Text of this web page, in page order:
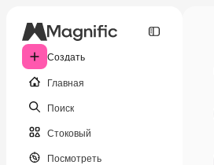
Создать
Главная
Поиск
Стоковый
Посмотреть